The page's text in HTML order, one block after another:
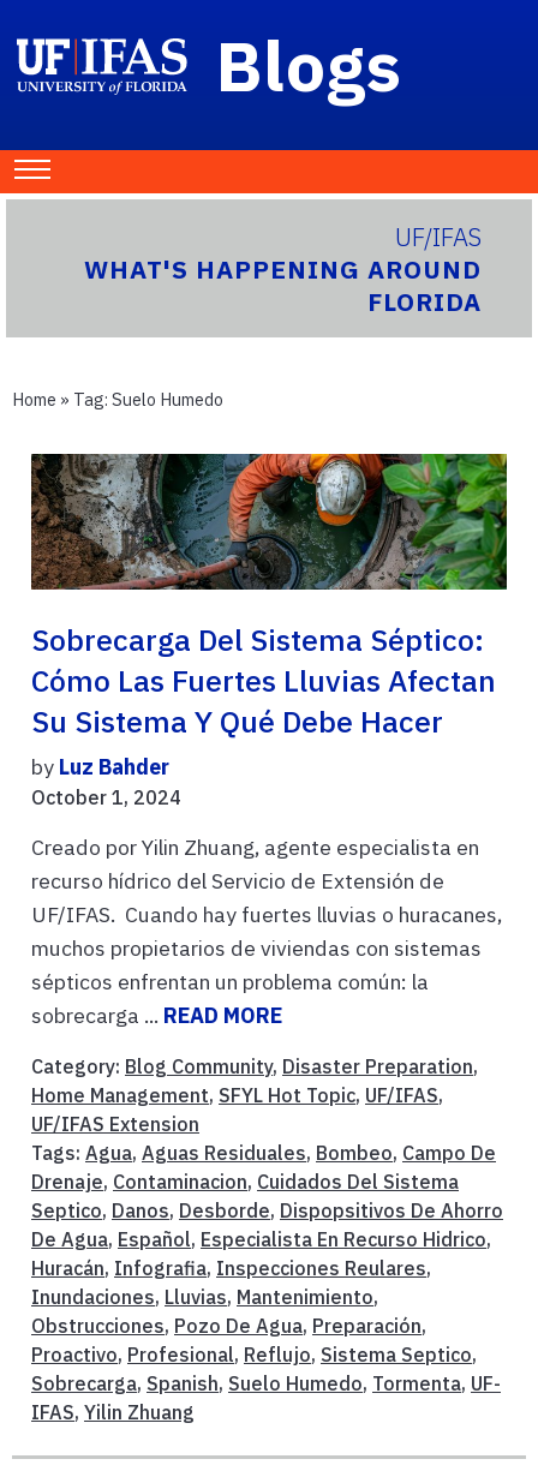
Blogs
UF/IFAS
WHAT'S HAPPENING AROUND
FLORIDA
Home » Tag: Suelo Humedo
Sobrecarga Del Sistema Séptico:
Cómo Las Fuertes Lluvias Afectan
Su Sistema Y Qué Debe Hacer
by Luz Bahder
October 1, 2024
Creado por Yilin Zhuang, agente especialista en
recurso hídrico del Servicio de Extensión de
UF/IFAS. Cuando hay fuertes lluvias o huracanes,
muchos propietarios de viviendas con sistemas
sépticos enfrentan un problema común: la
sobrecarga ... READ MORE
Category: Blog Community, Disaster Preparation,
Home Management, SFYL Hot Topic, UF/IFAS,
UF/IFAS Extension
Tags: Agua, Aguas Residuales, Bombeo, Campo De
Drenaje, Contaminacion, Cuidados Del Sistema
Septico, Danos, Desborde, Dispopsitivos De Ahorro
De Agua, Español, Especialista En Recurso Hidrico,
Huracán, Infografia, Inspecciones Reulares,
Inundaciones, Lluvias, Mantenimiento,
Obstrucciones, Pozo De Agua, Preparación,
Proactivo, Profesional, Reflujo, Sistema Septico,
Sobrecarga, Spanish, Suelo Humedo, Tormenta, UF-
IFAS, Yilin Zhuang